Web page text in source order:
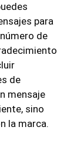
para
de
de
mensaje
sino
la marca.